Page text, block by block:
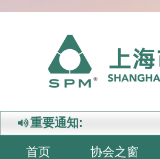
重要通知:
首页 协会之窗